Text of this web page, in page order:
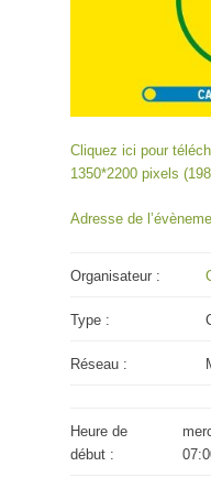
Cliquez ici pour
1350*2200 pixels
Adresse de
Organisateur :
Type :
Réseau :
Heure de
début :